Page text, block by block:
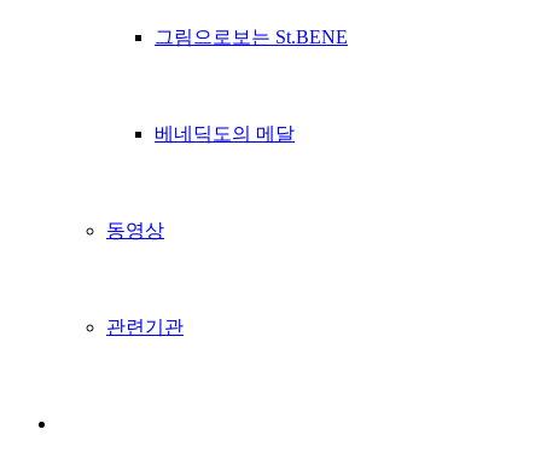
그림으로보는 St.BENE
베네딕도의 메달
동영상
관련기관